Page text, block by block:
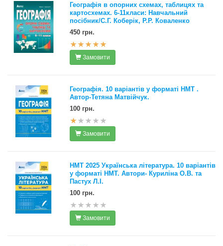
Географія в опорних схемах, таблицях та
картосхемах. 6-11класи: Навчальний
посібник/С.Г. Коберік, Р.Р. Коваленко
450 грн.
Замовити
Географія. 10 варіантів у форматі НМТ .
Автор-Тетяна Матвійчук.
100 грн.
Замовити
НМТ 2025 Українська література. 10 варіантів
у форматі НМТ. Автори- Куриліна О.В. та
Пастух Л.І.
100 грн.
Замовити